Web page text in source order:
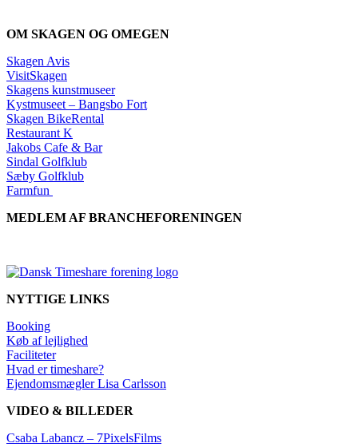
OM SKAGEN OG OMEGEN
Skagen Avis
VisitSkagen
Skagens kunstmuseer
Kystmuseet – Bangsbo Fort
Skagen BikeRental
Restaurant K
Jakobs Cafe & Bar
Sindal Golfklub
Sæby Golfklub
Farmfun
MEDLEM AF BRANCHEFORENINGEN
NYTTIGE LINKS
Booking
Køb af lejlighed
Faciliteter
Hvad er timeshare?
Ejendomsmægler Lisa Carlsson
VIDEO & BILLEDER
Csaba Labancz – 7PixelsFilms